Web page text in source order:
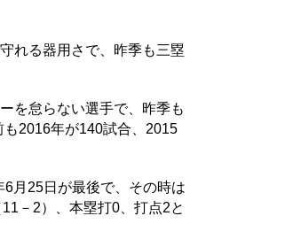
れる器用さで、昨季も三塁
を怠らない選手で、昨季も
2016年が140試合、2015
月25日が最後で、その時は
－2）、本塁打0、打点2と